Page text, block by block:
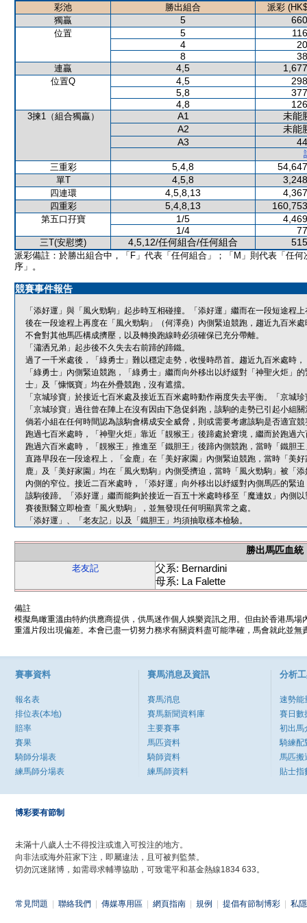
彩池 勝出組合
派彩
獨贏
5
位置 5
4
8
連贏 4,5
位置Q 4,5
5,8
4,8
3揀1（組合獨贏） A1
未能
A2
未能
A3
三重彩
5,4,8
單T 4,5,8
四連環 4,5,8,13
四重彩 5,4,8,13
第五口孖寶 1/5
1/4
三T(安慰獎) 4,5,12/任何組合/任何組合
派彩備註：於勝出組合中，「F」代表「任何組合」；「M」則代表「任何
序」。
競賽事件報告
「添好運」與「風火勁駒」起步時互相碰撞。「添好運」繼而在一段短途程
後在一段途程上再度在「風火勁駒」（何澤堯）內側緊迫競跑，趨近九百米
不會對其他馬匹構成擠壓，以及轉換跑線時必須確保已充分帶離。
「瀟洒兄弟」起步後不久失去右前蹄的蹄鐵。
過了一千米處後，「綠勇士」難以穩定走勢，收慢時昂首。趨近九百米處時
「綠勇士」內側緊迫競跑，「綠勇士」繼而向外移出以紓緩對「神聖火炬」
士」及「慷慨寶」均在外疊競跑，沒有遮擋。
「京城珍寶」於接近七百米處及接近五百米處時動作兩度失去平衡。「京城
「京城珍寶」過往曾在陣上在沒有因由下急促斜跑，該駒的走勢已引起小組
倘若小組在任何時間認為該駒會構成安全威脅，則或需要考慮該駒是否適宜競
跑過七百米處時，「神聖火炬」靠近「靚猴王」後蹄處於窘境，繼而於跑過
跑過六百米處時，「靚猴王」推進至「鐵胆王」後蹄內側競跑，當時「鐵胆
直路早段在一段途程上，「金鹿」在「美好家園」內側緊迫競跑，當時「美
鹿」及「美好家園」均在「風火勁駒」內側受擠迫，當時「風火勁駒」被「
內側的窄位。接近二百米處時，「添好運」向外移出以紓緩對內側馬匹的緊
該駒後蹄。「添好運」繼而能夠於接近一百五十米處時移至「魔連奴」內側以
賽後獸醫立即檢查「風火勁駒」，並無發現任何明顯異常之處。
「添好運」、「老友記」以及「鐵胆王」均須抽取樣本檢驗。
勝出馬匹血統
老友記
父系: Bernardini
母系: La Falette
備註
模擬鳥瞰重溫由特約供應商提供，供馬迷作個人娛樂資訊之用。但由於香港馬
重溫片段出現偏差。本會已盡一切努力務求有關資料盡可能準確，馬會就此並
賽事資料
報名表
排位表(本地)
賠率
賽果
騎師分場表
練馬師分場表
賽馬消息及資訊
賽馬消息
賽馬新聞資料庫
主要賽事
馬匹資料
騎師資料
練馬師資料
分析
速勢能
賽日數
初出馬
騎練配
馬匹搬
貼士指
博彩要有節制
未滿十八歲人士不得投注或進入可投注的地方。
向非法或海外莊家下注，即屬違法，且可被判監禁。
切勿沉迷賭博，如需尋求輔導協助，可致電平和基金熱線1834 633。
常見問題 聯絡我們 傳媒專用區 網頁指南 規例 提倡有節制博彩 私